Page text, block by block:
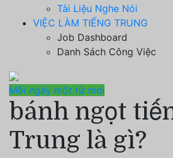
Tài Liệu Nghe Nói
VIỆC LÀM TIẾNG TRUNG
Job Dashboard
Danh Sách Công Việc
Mỗi ngày một từ mới
bánh ngọt
Trung là gì?